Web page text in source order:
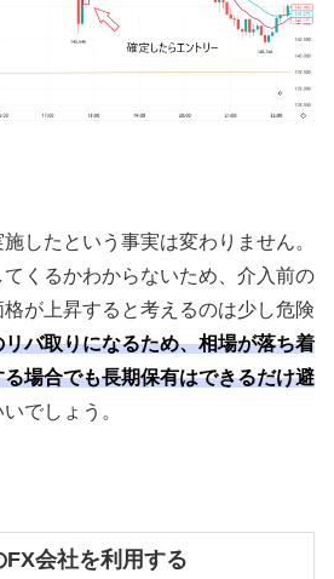
したという事実は変わりません。
くるかわからないため、介入前の
が上昇すると考えるのは少し危険
リバ取りになるため、相場が落ち着
場合でも長期保有はできるだけ避
でしょう。
会社を利用する